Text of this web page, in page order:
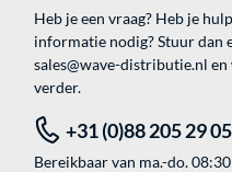
Heb je een vraag? Heb je
informatie nodig? Stuur dan
sales@wave-distributie.nl en
verder.
+31 (0)88 205 29 05
Bereikbaar van ma.-do.